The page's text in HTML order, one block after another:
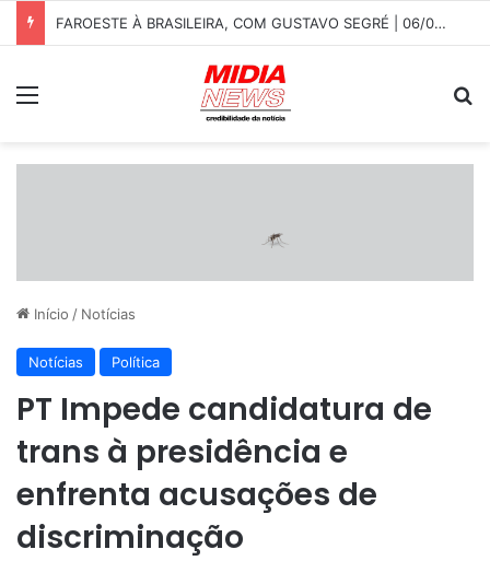
FAROESTE À BRASILEIRA, COM GUSTAVO SEGRÉ | 06/08/2026
Início / Notícias
Notícias Política
PT Impede candidatura de
trans à presidência e
enfrenta acusações de
discriminação